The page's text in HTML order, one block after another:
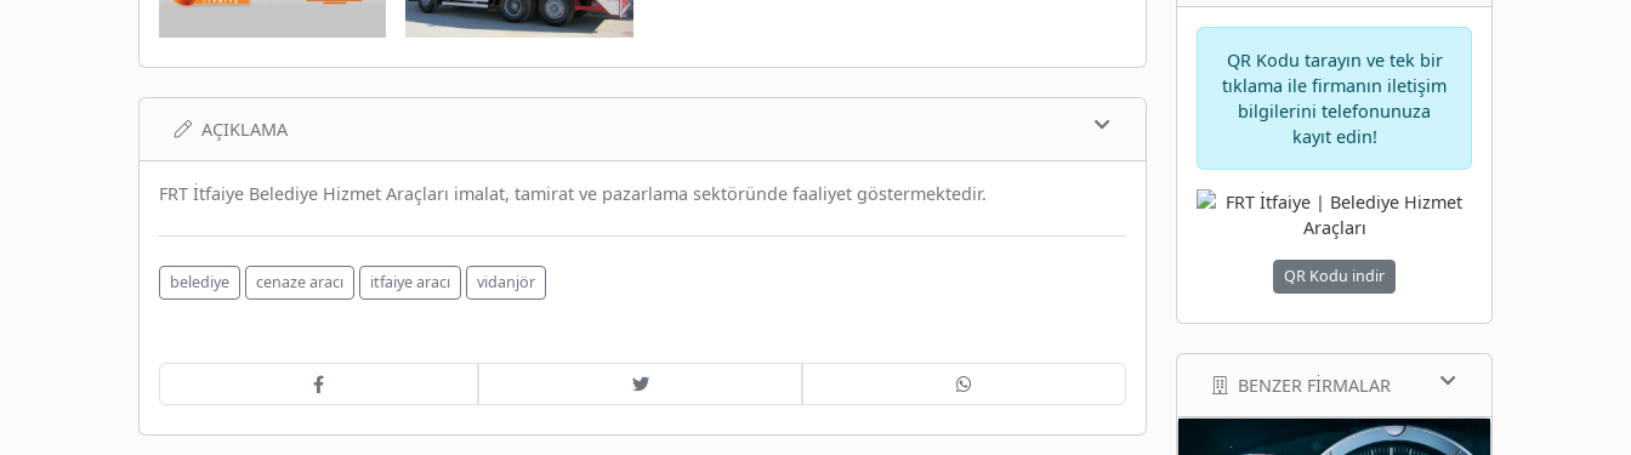
AÇIKLAMA
FRT İtfaiye Belediye Hizmet Araçları imalat, tamirat ve pazarlama sektöründe faaliyet göstermektedir.
belediye cenaze aracı itfaiye aracı vidanjör
QR Kodu tarayın ve tek bir
tıklama ile firmanın iletişim
bilgilerini telefonunuza
kayıt edin!
QR Kodu indir
BENZER FIRMALAR